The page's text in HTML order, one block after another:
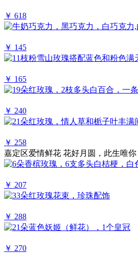
￥ 618
￥ 145
￥ 165
￥ 240
￥ 258
嘉定区爱情鲜花 花好月圆，此生唯你
￥ 207
￥ 288
￥ 270